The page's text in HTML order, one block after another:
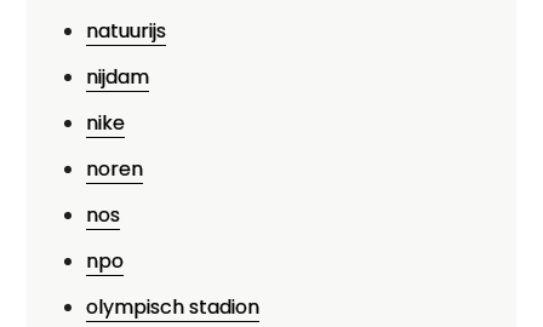
natuurijs
nijdam
nike
noren
nos
npo
olympisch stadion